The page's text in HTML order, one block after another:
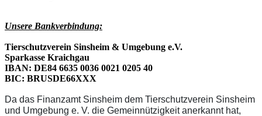
Unsere Bankverbindung:
Tierschutzverein Sinsheim & Umgebung e.V.
Sparkasse Kraichgau
IBAN: DE84 6635 0036 0021 0205 40
BIC: BRUSDE66XXX
Da das Finanzamt Sinsheim dem Tierschutzverein Sinsheim
und Umgebung e. V. die Gemeinnützigkeit anerkannt hat,